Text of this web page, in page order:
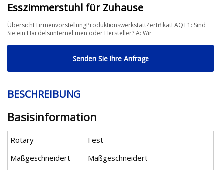
Esszimmerstuhl für Zuhause
Übersicht FirmenvorstellungProduktionswerkstattZertifikatFAQ F1: Sind
Sie ein Handelsunternehmen oder Hersteller? A: Wir
Senden Sie Ihre Anfrage
BESCHREIBUNG
Basisinformation
Rotary
Fest
Maßgeschneidert
Maßgeschneidert